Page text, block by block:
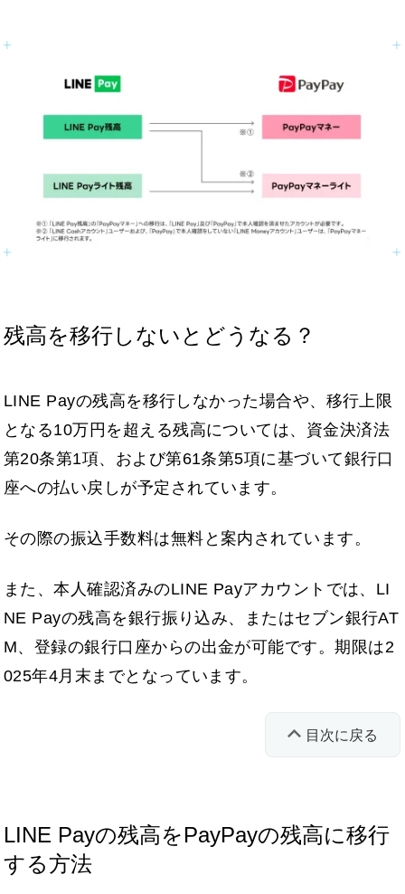
残高を移行しないとどうなる？
LINE Payの残高を移行しなかった場合や、移行上限
となる10万円を超える残高については、資金決済法
第20条第1項、および第61条第5項に基づいて銀行口
座への払い戻しが予定されています。
その際の振込手数料は無料と案内されています。
また、本人確認済みのLINE Payアカウントでは、LI
NE Payの残高を銀行振り込み、またはセブン銀行AT
M、登録の銀行口座からの出金が可能です。期限は2
025年4月末までとなっています。
目次に戻る
LINE Payの残高をPayPayの残高に移行
する方法